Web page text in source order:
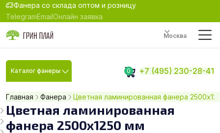
Фанера со склада оптом и розницу
TelegramEmailОнлайн заявка
Москва
Каталог фанеры 0 +7 (495) 230-28-41
Главная Фанера Цветная ламинированная фанера
Цветная ламинированная
фанера 2500x1250 мм